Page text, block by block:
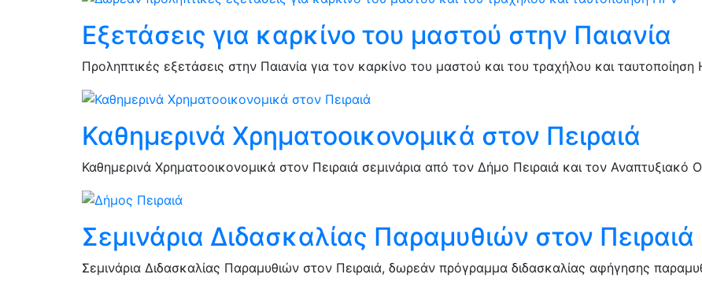
Εξετάσεις για καρκίνο του μαστού στην Παιανία
Προληπτικές εξετάσεις στην Παιανία για τον καρκίνο του μαστού και του τραχήλου και ταυτοποίηση
Καθημερινά Χρηματοοικονομικά στον Πειραιά
Καθημερινά Χρηματοοικονομικά στον Πειραιά σεμινάρια από τον Δήμο Πειραιά και τον Αναπτυξιακό
Σεμινάρια Διδασκαλίας Παραμυθιών στον Πειραιά
Σεμινάρια Διδασκαλίας Παραμυθιών στον Πειραιά, δωρεάν πρόγραμμα διδασκαλίας αφήγησης